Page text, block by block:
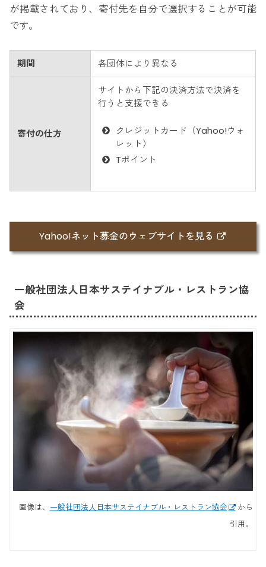
が掲載されており、寄付先を自分で選択することが可能
です。
期間 各団体により異なる
寄付の仕方
サイトから下記の決済方法で決済を
行うと支援できる
クレジットカード（Yahoo!ウォ
レット）
Tポイント
Yahoo!ネット募金のウェブサイトを見る
一般社団法人日本サステイナブル・レストラン協
会
画像は、 一般社団法人日本サステイナブル・レストラン協会
から
引用。